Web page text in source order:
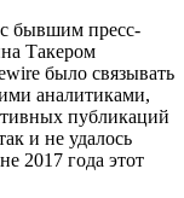
бывшим пресс-
Такером
было связывать
аналитиками,
публикаций
и не удалось
2017 года этот